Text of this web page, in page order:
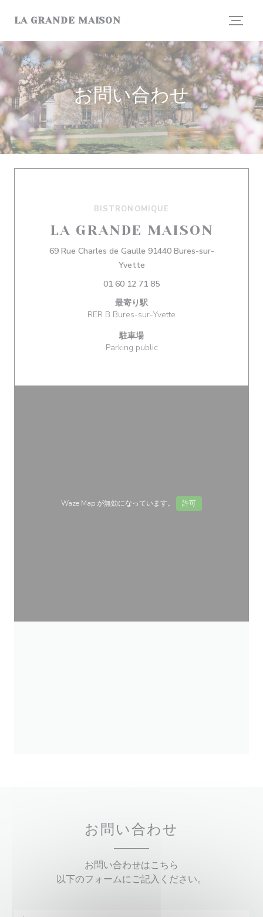
LA GRANDE MAISON
お問い合わせ
BISTRONOMIQUE
LA GRANDE MAISON
69 Rue Charles de Gaulle 91440 Bures-sur-
Yvette((新しいウィンドウで開きます))
01 60 12 71 85
最寄り駅
RER B Bures-sur-Yvette
駐車場
Parking public
Waze Map が無効になっています。 許可
お問い合わせ
お問い合わせはこちら
以下のフォームにご記入ください。